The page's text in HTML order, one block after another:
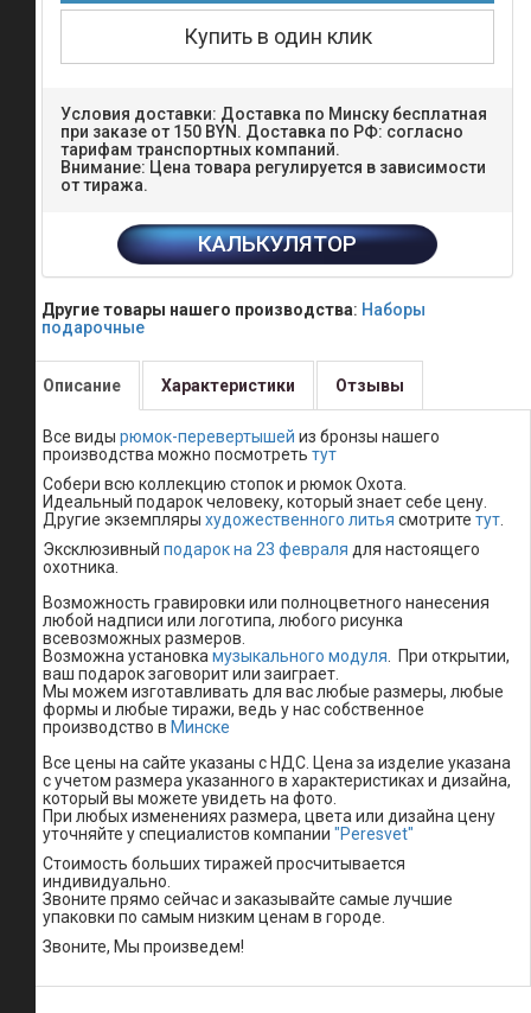
Условия доставки: Доставка по Минску бесплатная
при заказе от 150 BYN. Доставка по РФ: согласно
тарифам транспортных компаний.
Внимание: Цена товара регулируется в зависимости
от тиража.
КАЛЬКУЛЯТОР
Другие товары нашего производства: Наборы
подарочные
Описание Характеристики Отзывы
Все виды рюмок-перевертышей из бронзы нашего
производства можно посмотреть тут
Собери всю коллекцию стопок и рюмок Охота.
Идеальный подарок человеку, который знает себе цену.
Другие экземпляры художественного литья смотрите тут.
Эксклюзивный подарок на 23 февраля для настоящего
охотника.
Возможность гравировки или полноцветного нанесения
любой надписи или логотипа, любого рисунка
всевозможных размеров.
Возможна установкамузыкального модуля. При открытии,
ваш подарок заговорит или заиграет.
Мы можем изготавливать для вас любые размеры, любые
формы и любые тиражи, ведь у нас собственное
производство в Минске
Все цены на сайте указаны с НДС. Цена за изделие указана
с учетом размера указанного в характеристиках и дизайна,
который вы можете увидеть на фото.
При любых изменениях размера, цвета или дизайна цену
уточняйте у специалистов компании "Peresvet"
Стоимость больших тиражей просчитывается
индивидуально.
Звоните прямо сейчас и заказывайте самые лучшие
упаковки по самым низким ценам в городе.
Звоните, Мы произведем!
электросушилкам
Формы
аэрогриля
Прихватки
для
Смазка
для
Электросушилки
для
овощей,
фруктов,
грибов
ВОЛТЕРА
Электросушилка
БелОмо
Соковыжималка
БелОМО
Asaloda
Корзины
(лоза
ротанг)
Силиконовые
грипсы
Gripfit
Сушенное
мясо